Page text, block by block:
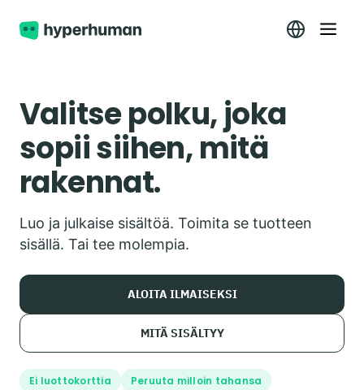
Valitse polku, joka
sopii siihen, mitä
rakennat.
Luo ja julkaise sisältöä. Toimita se tuotteen
sisällä. Tai tee molempia.
ALOITA ILMAISEKSI
MITÄ SISÄLTYY
Ei luottokorttia
Peruuta milloin tahansa